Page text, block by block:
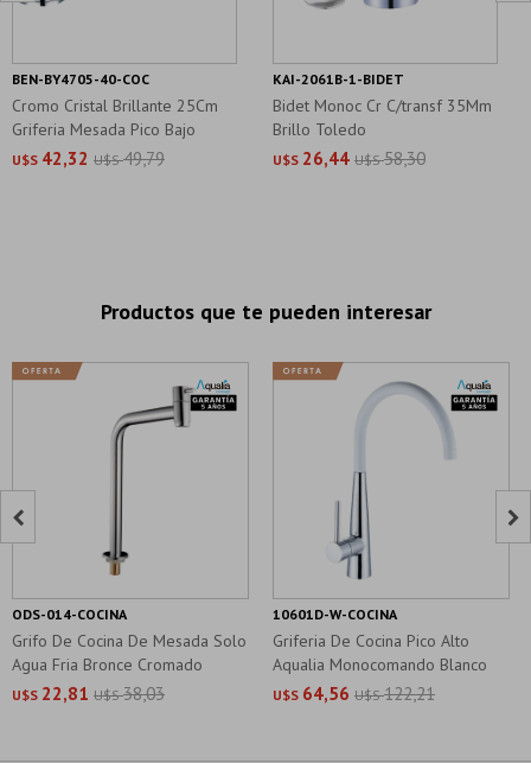
Cromo Cristal Brillante 25Cm
Griferia Mesada Pico Bajo
U$S 42,32 U$S 49,79
BEN-BY4705-40-COC
Bidet Monoc Cr C/transf 35Mm
Brillo Toledo
U$S 26,44 U$S 58,30
KAI-2061B-1-BIDET
Productos que te pueden interesar
Grifo De Cocina De Mesada Solo
Agua Fria Bronce Cromado
U$S 22,81 U$S 38,03
ODS-014-COCINA
Griferia De Cocina Pico Alto
Aqualia Monocomando Blanco
U$S 64,56 U$S 122,21
10601D-W-COCINA
 